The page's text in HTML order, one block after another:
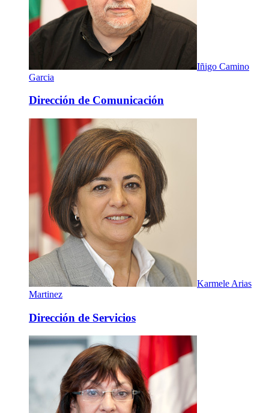
Iñigo Camino
Garcia
Dirección de Comunicación
Karmele Arias
Martinez
Dirección de Servicios